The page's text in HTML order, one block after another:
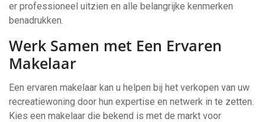
er professioneel uitzien en alle belangrijke kenmerken
benadrukken.
Werk Samen met Een Ervaren
Makelaar
Een ervaren makelaar kan u helpen bij het verkopen van uw
recreatiewoning door hun expertise en netwerk in te zetten.
Kies een makelaar die bekend is met de markt voor